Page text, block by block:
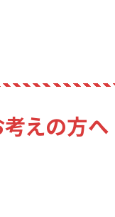
えの方へ